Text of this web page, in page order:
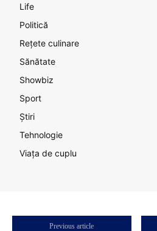
Life
Politică
Rețete culinare
Sănătate
Showbiz
Sport
Știri
Tehnologie
Viața de cuplu
Previous article